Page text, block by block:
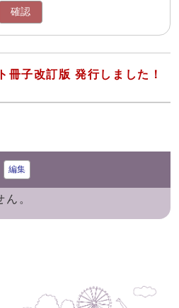
確認
冊子改訂版 発行しました！
編集
。